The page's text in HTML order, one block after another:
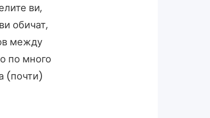
ви,
обичат,
между
по много
(почти)